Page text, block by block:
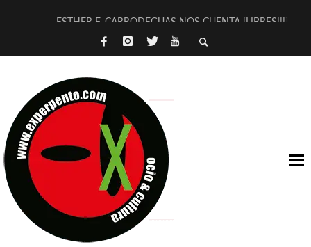
ESTHER F. CARRODEGUAS NOS CUENTA [LIBRES!!!]
[TERRA DE GUAPES] DE SANDRA MONFORT
TIMBRE 4, LA ESCUELA DEL DIRECTOR TEATRAL CLAUDIO
30 AÑOS (NO ES NADA) DE LA KATARSIS DEL TOMATAZO
MILITARES JUDÍAS EN #EXVITA
D’BALDOMEROS REINVENTAN [BITÁCORA 3.0] EN EXVITA
MARSHALL FLASH PRESENTA EN EXVITA [RELATIVA
JOFRE BARDAGÍ EN EXVITA INTERPRETANDO A SERRAT